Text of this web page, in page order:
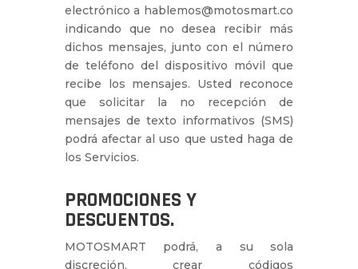
electrónico a hablemos@motosmart.co
indicando que no desea recibir más
dichos mensajes, junto con el número
de teléfono del dispositivo móvil que
recibe los mensajes. Usted reconoce
que solicitar la no recepción de
mensajes de texto informativos (SMS)
podrá afectar al uso que usted haga de
los Servicios.
PROMOCIONES Y
DESCUENTOS.
MOTOSMART podrá, a su sola
discreción, crear códigos